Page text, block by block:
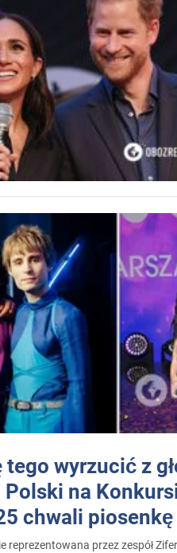
tego wyrzucić z
na
chwali
reprezentowana przez zespół